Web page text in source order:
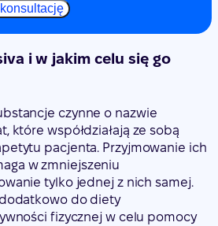
i w jakim celu się go
czynne o nazwie
które współdziałają ze sobą
pacjenta. Przyjmowanie ich
w zmniejszeniu
tylko jednej z nich samej.
do diety
fizycznej w celu pomocy